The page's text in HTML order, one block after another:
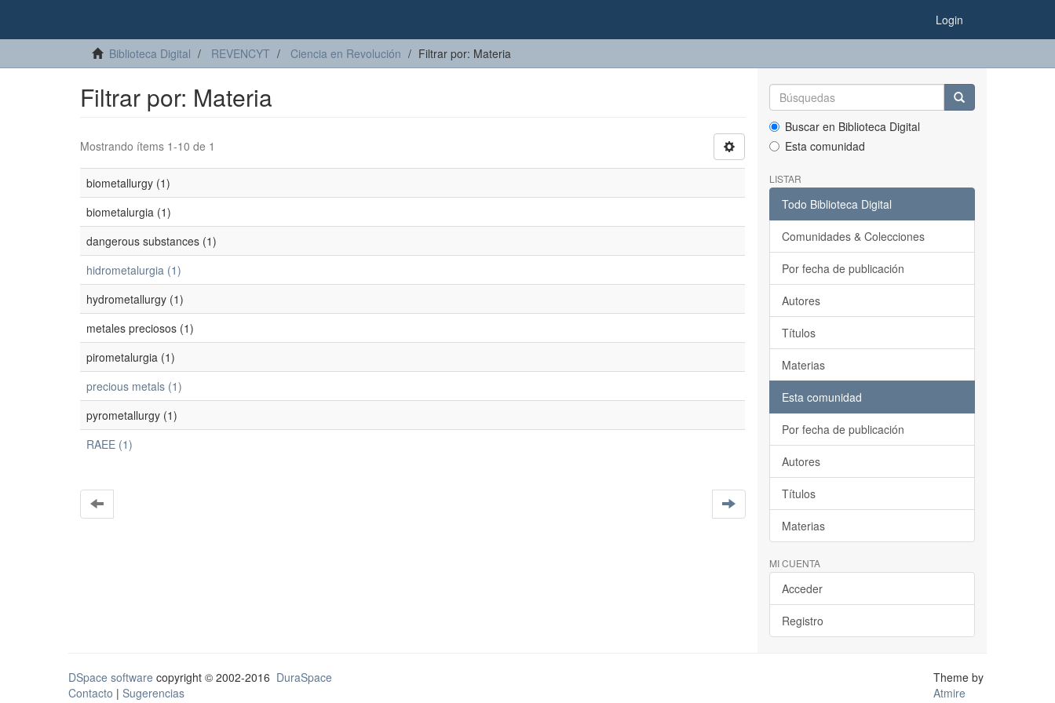
Login
Biblioteca Digital REVENCYT Ciencia en Revolución Filtrar por: Materia
Filtrar por: Materia
Mostrando ítems 1-10 de 1
biometallurgy (1)
biometalurgia (1)
dangerous substances (1)
hidrometalurgia (1)
hydrometallurgy (1)
metales preciosos (1)
pirometalurgia (1)
precious metals (1)
pyrometallurgy (1)
RAEE (1)
Buscar en Biblioteca Digital
Esta comunidad
LISTAR
Todo Biblioteca Digital
Comunidades & Colecciones
Por fecha de publicación
Autores
Títulos
Materias
Esta comunidad
Por fecha de publicación
Autores
Títulos
Materias
MI CUENTA
Acceder
Registro
DSpace software copyright © 2002-2016 DuraSpace
Contacto | Sugerencias
Theme by
Atmire